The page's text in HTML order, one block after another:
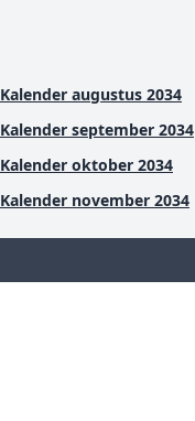
Kalender augustus 2034
Kalender september 2034
Kalender oktober 2034
Kalender november 2034